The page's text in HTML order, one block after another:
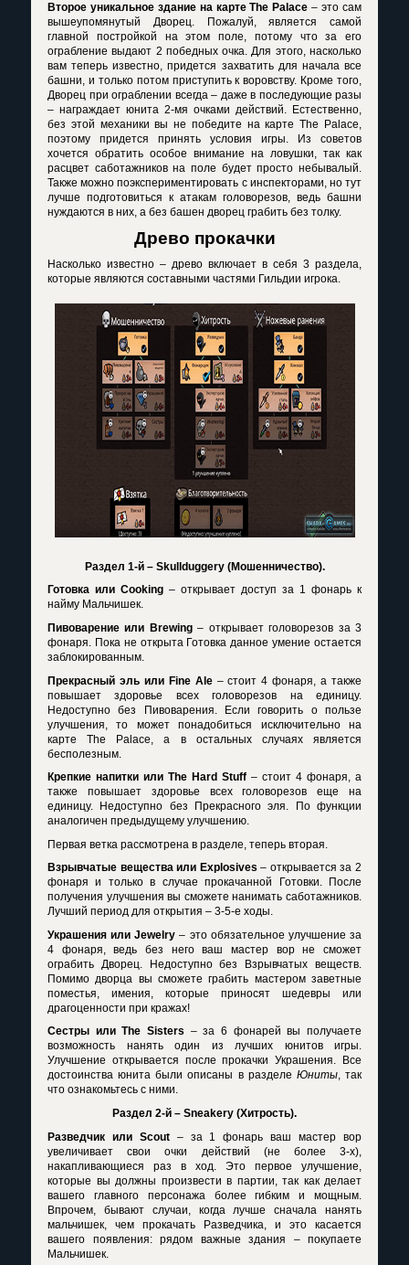
Второе уникальное здание на картеThe Palace – это сам
вышеупомянутый Дворец. Пожалуй, является самой
главной постройкой на этом поле, потому что за его
ограбление выдают 2 победных очка. Для этого, насколько
вам теперь известно, придется захватить для начала все
башни, и только потом приступить к воровству. Кроме того,
Дворец при ограблении всегда – даже в последующие разы
– награждает юнита 2-мя очками действий. Естественно,
без этой механики вы не победите на картеThe Palace,
поэтому придется принять условия игры. Из советов
хочется обратить особое внимание на ловушки, так как
расцвет саботажников на поле будет просто небывалый.
Также можно поэкспериментировать с инспекторами, но тут
лучше подготовиться к атакам головорезов, ведь башни
нуждаются в них, а без башен дворец грабить без толку.
Древо прокачки
Насколько известно – древо включает в себя 3 раздела,
которые являются составными частями Гильдии игрока.
Раздел 1-й – Skullduggery(Мошенничество).
Готовка или Cooking – открывает доступ за 1 фонарь к
найму Мальчишек.
Пивоварение или Brewing– открывает головорезов за 3
фонаря. Пока не открыта Готовка данное умение остается
заблокированным.
Прекрасный эль или Fine Ale– стоит 4 фонаря, а также
повышает здоровье всех головорезов на единицу.
Недоступно без Пивоварения. Если говорить о пользе
улучшения, то может понадобиться исключительно на
картеThe Palace , а в остальных случаях является
бесполезным.
Крепкие напитки или The Hard Stuff – стоит 4 фонаря, а
также повышает здоровье всех головорезов еще на
единицу. Недоступно без Прекрасного эля. По функции
аналогичен предыдущему улучшению.
Первая ветка рассмотрена в разделе, теперь вторая.
Взрывчатые вещества или Explosives – открывается за 2
фонаря и только в случае прокачанной Готовки. После
получения улучшения вы сможете нанимать саботажников.
Лучший период для открытия – 3-5-е ходы.
Украшения илиJewelry – это обязательное улучшение за
4 фонаря, ведь без него ваш мастер вор не сможет
ограбить Дворец. Недоступно без Взрывчатых веществ.
Помимо дворца вы сможете грабить мастером заветные
поместья, имения, которые приносят шедевры или
драгоценности при кражах!
Сестры илиThe Sisters – за 6 фонарей вы получаете
возможность нанять один из лучших юнитов игры.
Улучшение открывается после прокачки Украшения. Все
достоинства юнита были описаны в разделе Юниты, так
что ознакомьтесь с ними.
Раздел 2-й – Sneakery (Хитрость).
Разведчик или Scout – за 1 фонарь ваш мастер вор
увеличивает свои очки действий (не более 3-х),
накапливающиеся раз в ход. Это первое улучшение,
которые вы должны произвести в партии, так как делает
вашего главного персонажа более гибким и мощным.
Впрочем, бывают случаи, когда лучше сначала нанять
мальчишек, чем прокачать Разведчика, и это касается
вашего появления: рядом важные здания – покупаете
Мальчишек.